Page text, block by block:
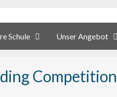
Schule Unser Angebot
Competition